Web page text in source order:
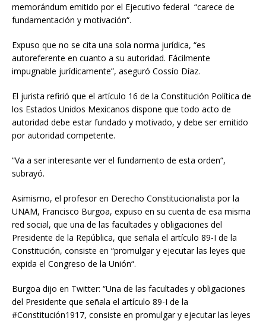
memorándum emitido por el Ejecutivo federal “carece de
fundamentación y motivación“.
Expuso que no se cita una sola norma jurídica, “es
autoreferente en cuanto a su autoridad. Fácilmente
impugnable jurídicamente”, aseguró Cossío Díaz.
El jurista refirió que el artículo 16 de la Constitución Política de
los Estados Unidos Mexicanos dispone que todo acto de
autoridad debe estar fundado y motivado, y debe ser emitido
por autoridad competente.
“Va a ser interesante ver el fundamento de esta orden“,
subrayó.
Asimismo, el profesor en Derecho Constitucionalista por la
UNAM, Francisco Burgoa, expuso en su cuenta de esa misma
red social, que una de las facultades y obligaciones del
Presidente de la República, que señala el artículo 89-I de la
Constitución, consiste en “promulgar y ejecutar las leyes que
expida el Congreso de la Unión“.
Burgoa dijo en Twitter: “Una de las facultades y obligaciones
del Presidente que señala el artículo 89-I de la
#Constitución1917, consiste en promulgar y ejecutar las leyes